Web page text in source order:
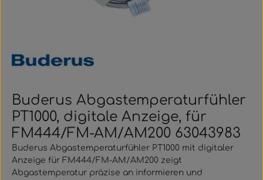
Buderus Abgastemperaturfühler
PT1000, digitale Anzeige, für
FM444/FM-AM/AM200 63043983
Buderus Abgastemperaturfühler PT1000 mit digitaler
Anzeige für FM444/FM-AM/AM200 zeigt
Abgastemperatur präzise an informieren und